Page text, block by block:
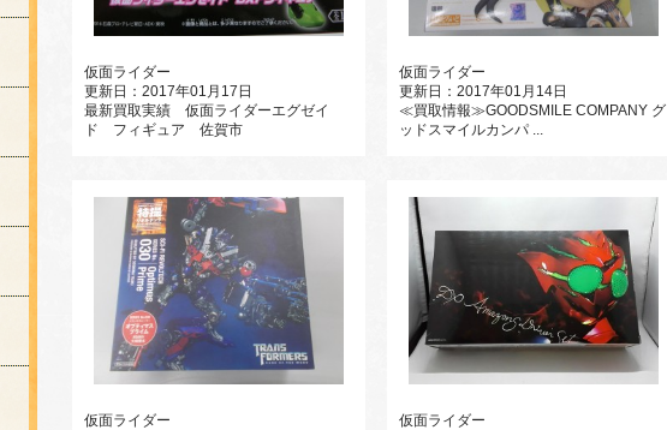
仮面ライダー
更新日：2017年01月17日
最新買取実績 仮面ライダーエグゼイ
ド フィギュア 佐賀市
仮面ライダー
更新日：2017年01月14日
≪買取情報≫GOODSMILE COMPANY グ
ッドスマイルカンパ ...
仮面ライダー
仮面ライダー